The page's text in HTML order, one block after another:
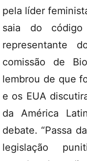
pela líder
saia do código
representante
comissão de
lembrou de que
e os EUA
da América
debate. “Passa
legislação